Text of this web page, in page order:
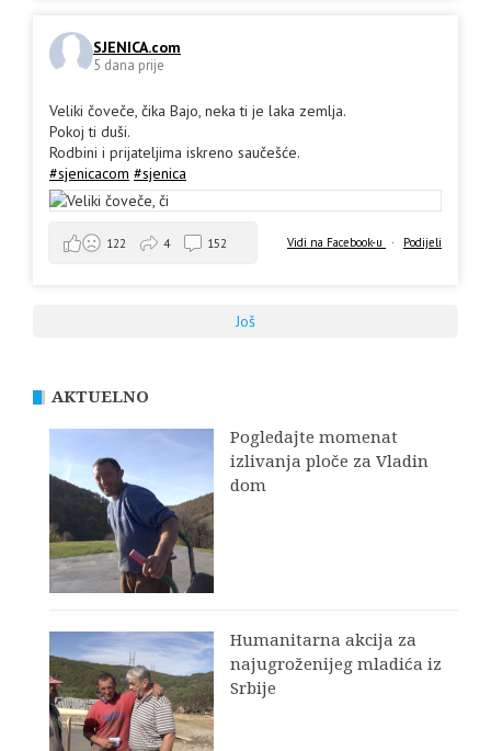
SJENICA.com
5 dana prije
Veliki čoveče, čika Bajo, neka ti je laka zemlja.
Pokoj ti duši.
Rodbini i prijateljima iskreno saučešće.
#sjenicacom #sjenica
Vidi na Facebook-u · Podijeli
122 4 152
Još
AKTUELNO
Pogledajte momenat
izlivanja ploče za Vladin
dom
Humanitarna akcija za
najugroženijeg mladića iz
Srbije